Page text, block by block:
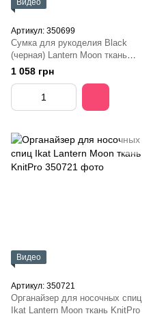
Видео
Артикул: 350699
Сумка для рукоделия Black
(черная) Lantern Moon ткань
KnitPro
1 058 грн
Видео
Артикул: 350721
Органайзер для носочных спиц
Ikat Lantern Moon ткань KnitPro